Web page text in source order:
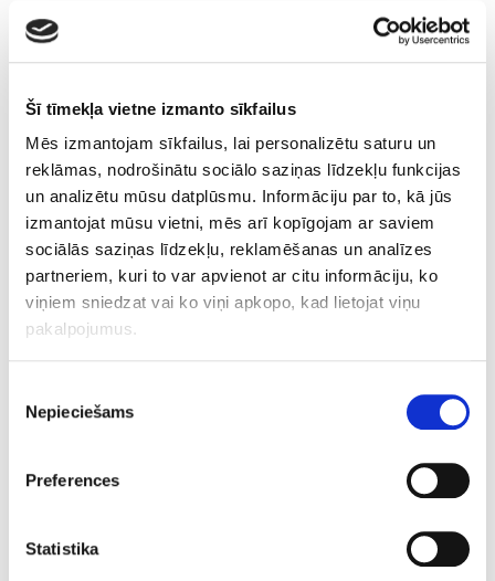
Šī tīmekļa vietne izmanto sīkfailus
Mēs izmantojam sīkfailus, lai personalizētu saturu un
reklāmas, nodrošinātu sociālo saziņas līdzekļu funkcijas
un analizētu mūsu datplūsmu. Informāciju par to, kā jūs
izmantojat mūsu vietni, mēs arī kopīgojam ar saviem
sociālās saziņas līdzekļu, reklamēšanas un analīzes
partneriem, kuri to var apvienot ar citu informāciju, ko
viņiem sniedzat vai ko viņi apkopo, kad lietojat viņu
pakalpojumus.
izvēle
Nepieciešams
Preferences
Statistika
reljefs,
tiek pacelta sēžas muskulatūru un veidots
sēžas reljefs,
tiek samazināts tauku slānis izvēlētajā zonā
(vidēji par 19%),
tiek palielināta muskuļu masa izvēlētajā
zonā (vidēji par 16%).